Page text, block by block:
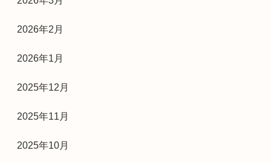
2026年2月
2026年1月
2025年12月
2025年11月
2025年10月